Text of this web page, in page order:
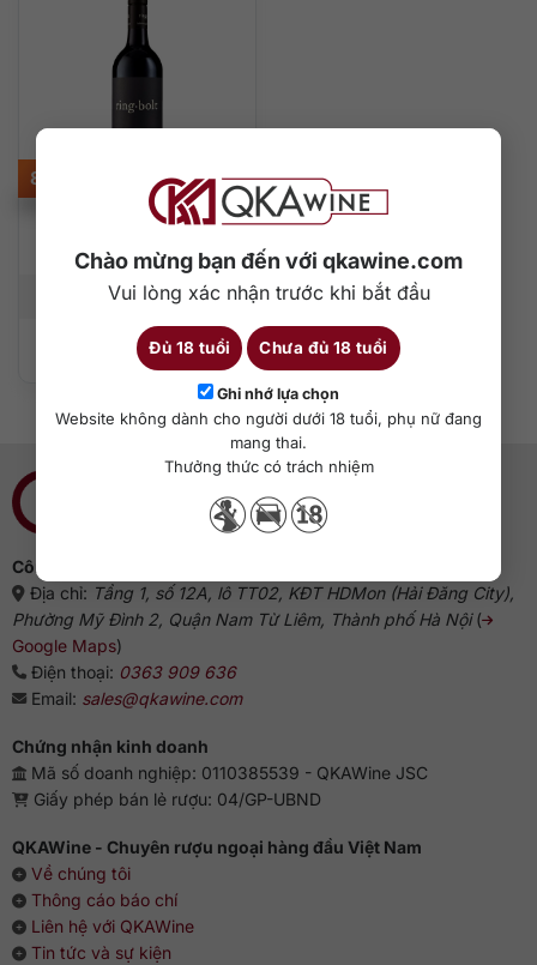
Chào mừng bạn đến với qkawine.com
Vui lòng xác nhận trước khi bắt đầu
Đủ 18 tuổi Chưa đủ 18 tuổi
Ghi nhớ lựa chọn
Website không dành cho người dưới 18 tuổi, phụ nữ đang
mang thai.
Thưởng thức có trách nhiệm
Sauvignon
820.000
750 ml 13,5%
Thêm vào giỏ hàng
Công ty cổ phần QKAWine
Địa chỉ: Tầng 1, số 12A, lô TT02, KĐT HDMon (Hải Đăng City),
Phường Mỹ Đình 2, Quận Nam Từ Liêm, Thành phố Hà Nội(
Google Maps)
Điện thoại: 0363 909 636
Email: sales@qkawine.com
Chứng nhận kinh doanh
Mã số doanh nghiệp: 0110385539 - QKAWine JSC
Giấy phép bán lẻ rượu: 04/GP-UBND
QKAWine - Chuyên rượu ngoại hàng đầu Việt Nam
Về chúng tôi
Thông cáo báo chí
Liên hệ với QKAWine
Tin tức và sự kiện